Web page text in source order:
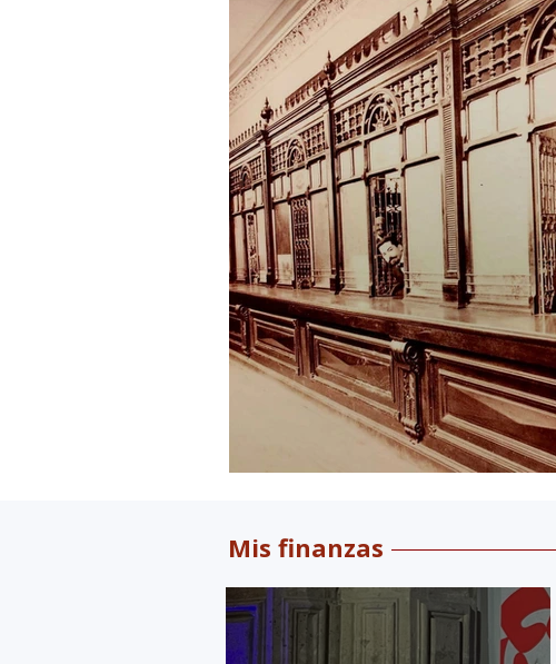
Mis finanzas